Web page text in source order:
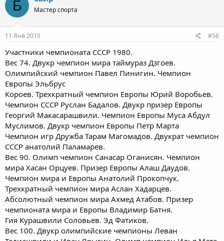
Б Мастер спорта
11 Янв 2015 #56
Участники чемпионата СССР 1980.
Вес 74. Двукр чемпион мира таймураз Дзгоев.
Олимпийский чемпион Павел Пинигин. Чемпион
Европы Эльбрус
Короев. Трехкратный чемпион Европы Юрий Воробьев.
Чемпион СССР Руслан Бадалов. Двукр призер Европы
Георгий Макасарашвили. Чемпион Европы Муса Абдул
Муслимов. Двукр чемпион Европы Петр Марта
Чемпион игр Дружба Тарам Магомадов. Двукрат чемпион
СССР анатолий Паламарев.
Вес 90. Олимп чемпион Санасар Оганисян. Чемпион
мира Хасан Орцуев. Призер Европы Алаш Даудов.
Чемпион мира и Европы Анатолий Прокопчук.
Трехкратный чемпион мира Аслан Хадарцев.
Абсолютный чемпион мира Ахмед Атабов. Призер
чемпионата мира и Европы Владимир Батня.
Гия Курашвили Соловьев. Эд Фатиков.
Вес 100. Двукр олимпийские чемпионы Леван